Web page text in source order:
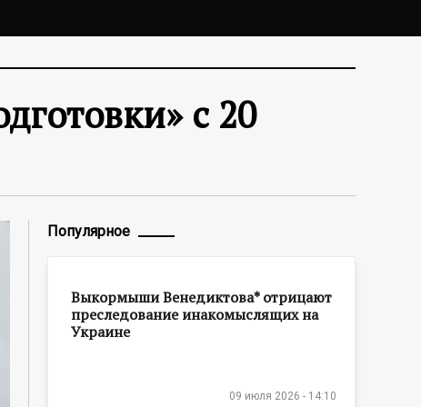
с 20
Популярное
Выкормыши Венедиктова* отрицают
преследование инакомыслящих на
Украине
09 июля 2026 - 14:10